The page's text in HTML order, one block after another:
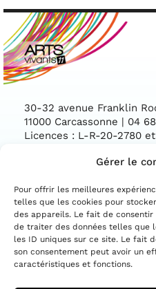
Gérer le
Pour offrir les meilleures
telles que les cookies pour
des appareils. Le fait de
de traiter des données telles que
les ID uniques sur ce site. Le fait
son consentement peut avoir un
caractéristiques et fonctions.
30-32 avenue Franklin
11000 Carcassonne | 04 68
Licences : L-R-20-2780
ASSOCIATION CONVENTIONNÉE PAR LE
DÉPARTEMENT DE L'AUDE ET LA
RÉGIONALE DES AFFAIRES CULTURELLES
OCCITANIE